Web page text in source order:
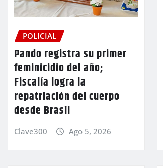
POLICIAL
Pando registra su primer
feminicidio del año;
Fiscalía logra la
repatriación del cuerpo
desde Brasil
Clave300 Ago 5, 2026